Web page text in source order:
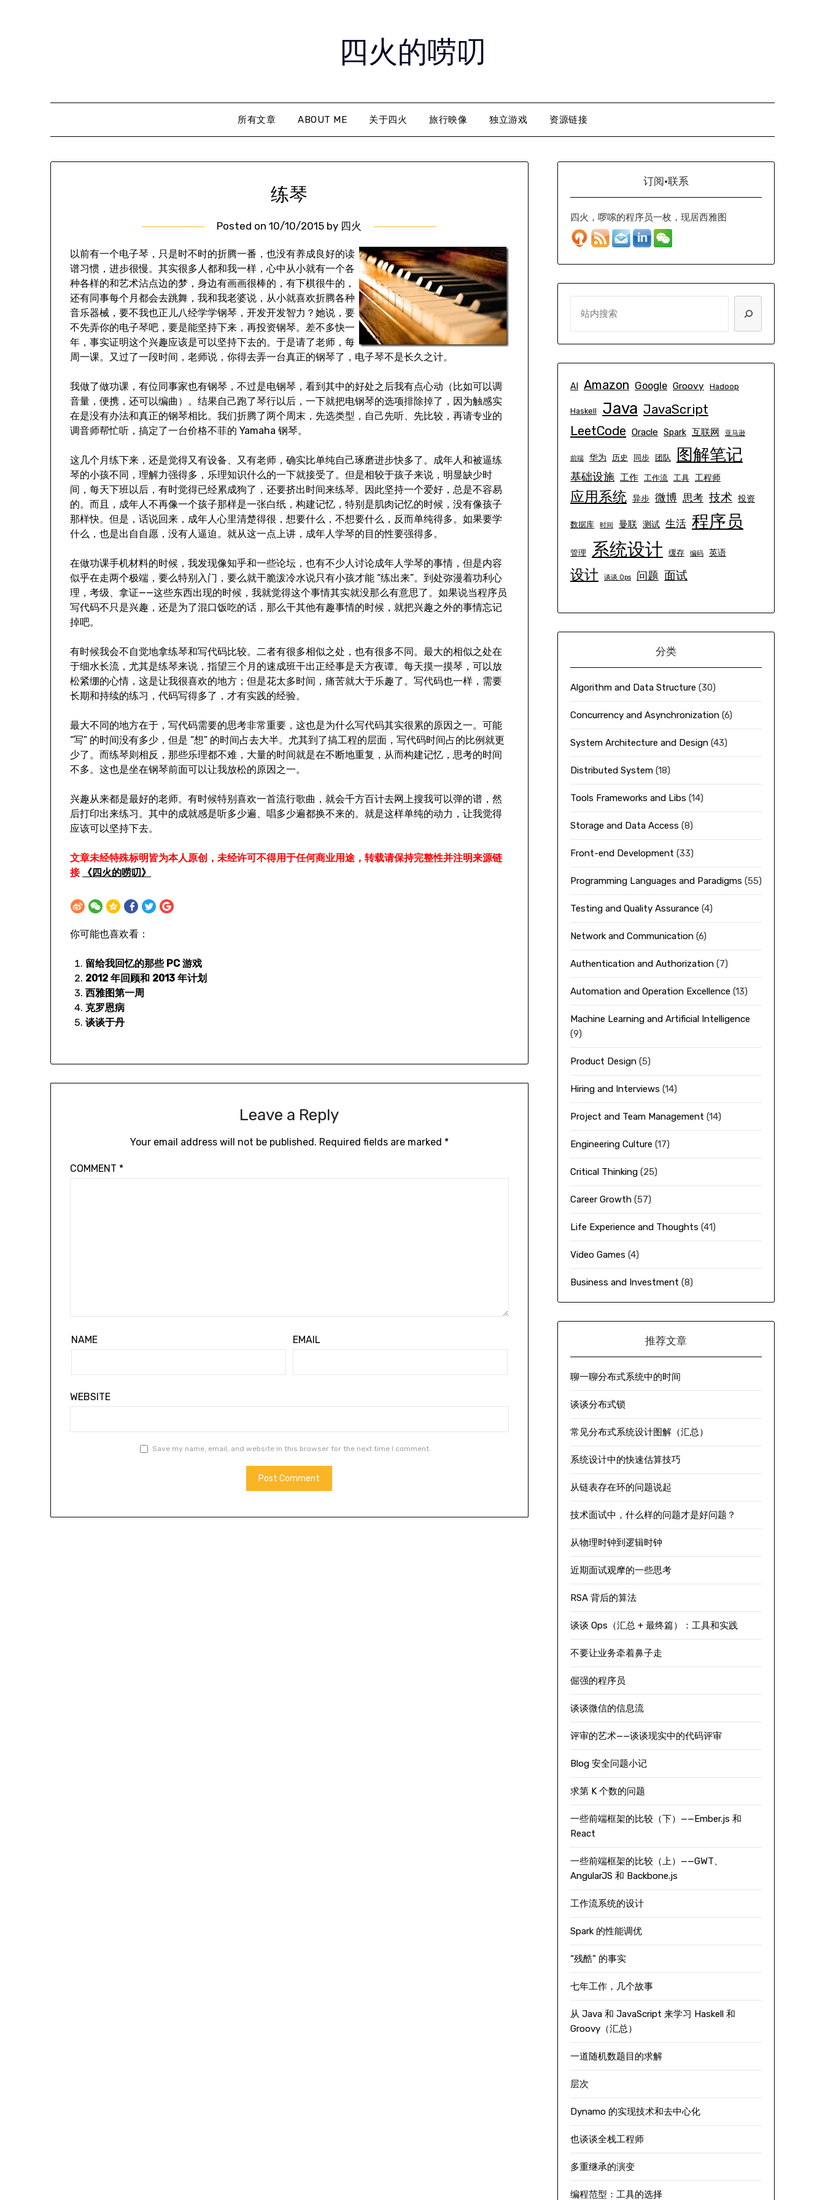
四火的唠叨
所有文章 ABOUT ME 关于四火 旅行映像 独立游戏 资源链接
练琴
Posted on10/10/2015 by 四火
以前有一个电子琴，只是时不时的折腾一番，也没有养成良好的读
谱习惯，进步很慢。其实很多人都和我一样，心中从小就有一个各
种各样的和艺术沾点边的梦，身边有画画很棒的，有下棋很牛的，
还有同事每个月都会去跳舞，我和我老婆说，从小就喜欢折腾各种
音乐器械，要不我也正儿八经学学钢琴，开发开发智力？她说，要
不先弄你的电子琴吧，要是能坚持下来，再投资钢琴。差不多快一
年，事实证明这个兴趣应该是可以坚持下去的。于是请了老师，每
周一课。又过了一段时间，老师说，你得去弄一台真正的钢琴了，电子琴不是长久之计。
我做了做功课，有位同事家也有钢琴，不过是电钢琴，看到其中的好处之后我有点心动（比如可以调
音量，便携，还可以编曲）。结果自己跑了琴行以后，一下就把电钢琴的选项排除掉了，因为触感实
在是没有办法和真正的钢琴相比。我们折腾了两个周末，先选类型，自己先听、先比较，再请专业的
调音师帮忙听，搞定了一台价格不菲的 Yamaha 钢琴。
这几个月练下来，还是觉得又有设备、又有老师，确实比单纯自己琢磨进步快多了。成年人和被逼练
琴的小孩不同，理解力强得多，乐理知识什么的一下就接受了。但是相较于孩子来说，明显缺少时
间，每天下班以后，有时觉得已经累成狗了，还要挤出时间来练琴。因此坚持一个爱好，总是不容易
的。而且，成年人不再像一个孩子那样是一张白纸，构建记忆，特别是肌肉记忆的时候，没有像孩子
那样快。但是，话说回来，成年人心里清楚得很，想要什么，不想要什么，反而单纯得多。如果要学
什么，也是出自自愿，没有人逼迫。就从这一点上讲，成年人学琴的目的性要强得多。
在做功课手机材料的时候，我发现像知乎和一些论坛，也有不少人讨论成年人学琴的事情，但是内容
似乎在走两个极端，要么特别入门，要么就干脆泼冷水说只有小孩才能 “练出来”。到处弥漫着功利心
理，考级、拿证——这些东西出现的时候，我就觉得这个事情其实就没那么有意思了。如果说当程序员
写代码不只是兴趣，还是为了混口饭吃的话，那么干其他有趣事情的时候，就把兴趣之外的事情忘记
掉吧。
有时候我会不自觉地拿练琴和写代码比较。二者有很多相似之处，也有很多不同。最大的相似之处在
于细水长流，尤其是练琴来说，指望三个月的速成班干出正经事是天方夜谭。每天摸一摸琴，可以放
松紧绷的心情，这是让我很喜欢的地方；但是花太多时间，痛苦就大于乐趣了。写代码也一样，需要
长期和持续的练习，代码写得多了，才有实践的经验。
最大不同的地方在于，写代码需要的思考非常重要，这也是为什么写代码其实很累的原因之一。可能
“写” 的时间没有多少，但是 “想” 的时间占去大半。尤其到了搞工程的层面，写代码时间占的比例就更
少了。而练琴则相反，那些乐理都不难，大量的时间就是在不断地重复，从而构建记忆，思考的时间
不多。这也是坐在钢琴前面可以让我放松的原因之一。
兴趣从来都是最好的老师。有时候特别喜欢一首流行歌曲，就会千方百计去网上搜我可以弹的谱，然
后打印出来练习。其中的成就感是听多少遍、唱多少遍都换不来的。就是这样单纯的动力，让我觉得
应该可以坚持下去。
文章未经特殊标明皆为本人原创，未经许可不得用于任何商业用途，转载请保持完整性并注明来源链
接
《四火的唠叨》
你可能也喜欢看：
留给我回忆的那些 PC 游戏
2012 年回顾和 2013 年计划
西雅图第一周
克罗恩病
谈谈于丹
Leave a Reply
Your email address will not be published. Required fields are marked *
COMMENT *
NAME EMAIL
WEBSITE
Save my name, email, and website in this browser for the next time I comment.
订阅·联系
四火，啰嗦的程序员一枚，现居西雅图
AI Amazon Google Groovy Hadoop
Haskell Java JavaScript
LeetCode Oracle Spark 互联网 亚马逊
前端 华为 历史 同步 团队 图解笔记
基础设施 工作 工作流 工具 工程师
应用系统 异步 微博 思考 技术 投资
数据库 时间 曼联 测试 生活 程序员
管理 系统设计 缓存 编码 英语
设计 谈谈 Ops 问题 面试
分类
Algorithm and Data Structure (30)
Concurrency and Asynchronization(6)
System Architecture and Design(43)
Distributed System(18)
Tools Frameworks and Libs (14)
Storage and Data Access (8)
Front-end Development (33)
Programming Languages and Paradigms (55)
Testing and Quality Assurance (4)
Network and Communication(6)
Authentication and Authorization(7)
Automation and Operation Excellence (13)
Machine Learning and Artificial Intelligence
(9)
Product Design(5)
Hiring and Interviews (14)
Project and Team Management (14)
Engineering Culture (17)
Critical Thinking(25)
Career Growth(57)
Life Experience and Thoughts (41)
Video Games (4)
Business and Investment (8)
推荐文章
聊一聊分布式系统中的时间
谈谈分布式锁
常见分布式系统设计图解（汇总）
系统设计中的快速估算技巧
从链表存在环的问题说起
技术面试中，什么样的问题才是好问题？
从物理时钟到逻辑时钟
近期面试观摩的一些思考
RSA 背后的算法
谈谈 Ops（汇总 + 最终篇）：工具和实践
不要让业务牵着鼻子走
倔强的程序员
谈谈微信的信息流
评审的艺术——谈谈现实中的代码评审
Blog 安全问题小记
求第 K 个数的问题
一些前端框架的比较（下）——Ember.js 和
React
一些前端框架的比较（上）——GWT、
AngularJS 和 Backbone.js
工作流系统的设计
Spark 的性能调优
“残酷” 的事实
七年工作，几个故事
从 Java 和 JavaScript 来学习 Haskell 和
Groovy（汇总）
一道随机数题目的求解
层次
Dynamo 的实现技术和去中心化
也谈谈全栈工程师
多重继承的演变
编程范型：工具的选择